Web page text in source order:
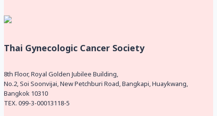
Thai Gynecologic Cancer Society
8th Floor, Royal Golden Jubilee Building,
No.2, Soi Soonvijai, New Petchburi Road, Bangkapi, Huaykwang,
Bangkok 10310
TEX. 099-3-00013118-5